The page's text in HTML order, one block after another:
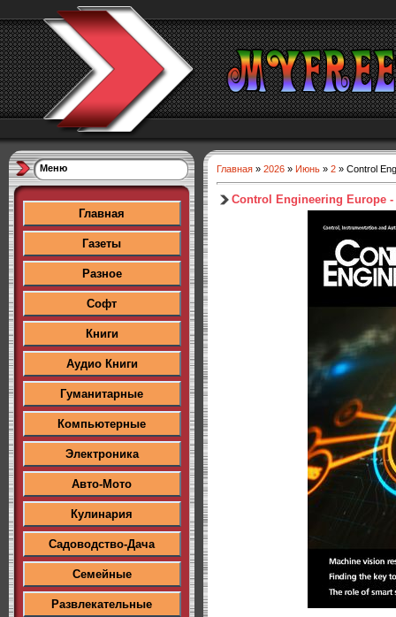
Меню
Главная
Газеты
Разное
Софт
Книги
Аудио Книги
Гуманитарные
Компьютерные
Электроника
Авто-Мото
Кулинария
Садоводство-Дача
Семейные
Развлекательные
Главная » 2026 » Июнь » 2 » Control
Control Engineering Europe -